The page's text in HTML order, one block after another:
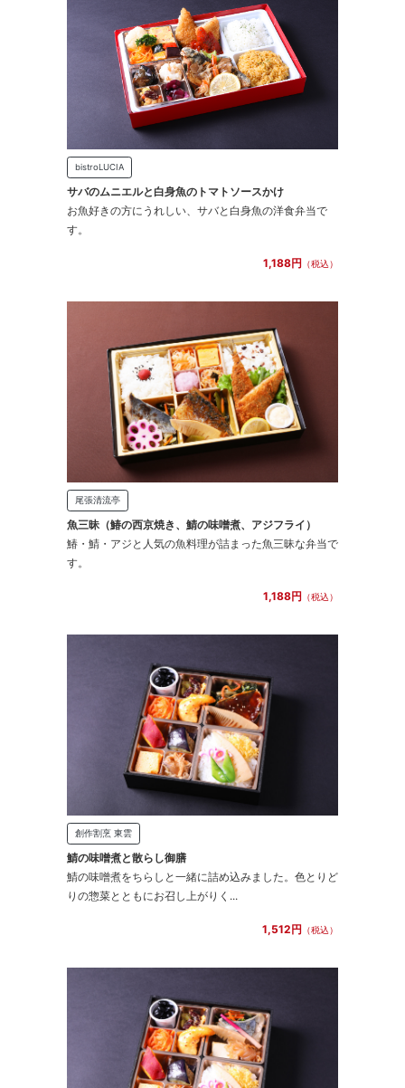
bistroLUCIA
サバのムニエルと白身魚のトマトソースかけ
お魚好きの方にうれしい、サバと白身魚の洋食弁当で
す。
1,188円 （税込）
尾張清流亭
魚三昧（鰆の西京焼き、鯖の味噌煮、アジフライ）
鰆・鯖・アジと人気の魚料理が詰まった魚三昧な弁当で
す。
1,188円 （税込）
創作割烹 東雲
鯖の味噌煮と散らし御膳
鯖の味噌煮をちらしと一緒に詰め込みました。色とりど
りの惣菜とともにお召し上がりく...
1,512円 （税込）